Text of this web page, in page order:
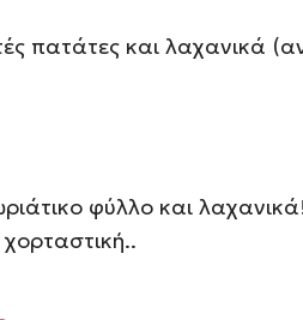
πατάτες και λαχανικά
φύλλο και